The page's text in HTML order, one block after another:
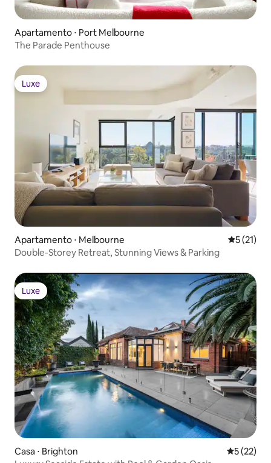
Apartamento ⋅ Port Melbourne
The Parade Penthouse
Luxe
Luxe
Apartamento ⋅ Melbourne 5 de uma
5 (21)
Double-Storey Retreat, Stunning Views & Parking
Luxe
Luxe
Casa ⋅ Brighton 5 de uma
5 (22)